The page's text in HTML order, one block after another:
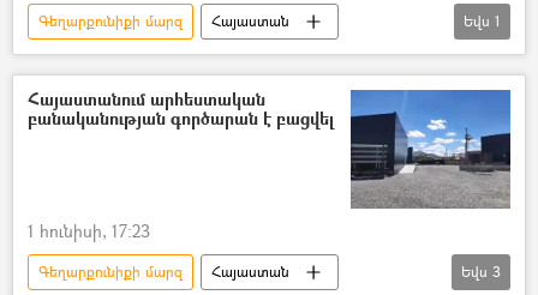
Գեղարքունիքի մարզ
Հայաստան
ոչխար
գայլ
Եվս 1
Հայաստանում արհեստական
բանականության գործարան է բացվել
1 հունիսի, 17:23
Գեղարքունիքի մարզ
Հայաստան
Եվս 3